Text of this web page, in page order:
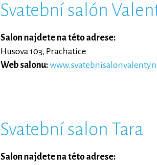
Svatební salón
Salon najdete na této adrese:
Husova 103, Prachatice
Web salonu:
Svatební salon Tara
Salon najdete na této adrese: